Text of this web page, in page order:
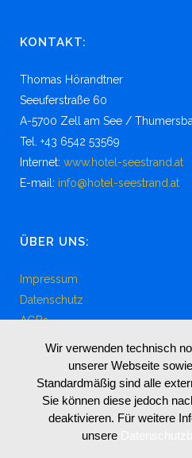
KONTAKT:
Thomas Hörandtner
Seeuferstraße 60
A-5700 Zell am See /
Tel. +43 6542 53569
Internet: www.hotel-seestrand.at
E-mail: info@hotel-seestrand.at
ÜBER UNS:
Impressum
Datenschutz
AGBs
LIVE WEBCAM MIT
HOTEL GARNI SEESTRAND
Wir verwenden technisch
unserer Webseite
Standardmäßig sind alle
Sie können diese jedoch
deaktivieren. Für weitere
unsere